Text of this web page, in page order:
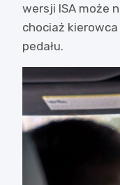
wersji ISA może
chociaż
pedału.